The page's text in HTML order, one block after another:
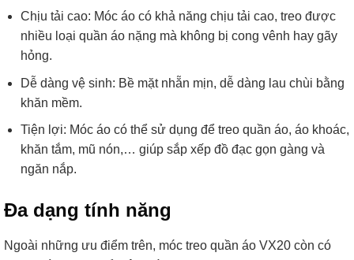
Chịu tải cao: Móc áo có khả năng chịu tải cao, treo được
nhiều loại quần áo nặng mà không bị cong vênh hay gãy
hỏng.
Dễ dàng vệ sinh: Bề mặt nhẵn mịn, dễ dàng lau chùi bằng
khăn mềm.
Tiện lợi: Móc áo có thể sử dụng để treo quần áo, áo khoác,
khăn tắm, mũ nón,… giúp sắp xếp đồ đạc gọn gàng và
ngăn nắp.
Đa dạng tính năng
Ngoài những ưu điểm trên, móc treo quần áo VX20 còn có